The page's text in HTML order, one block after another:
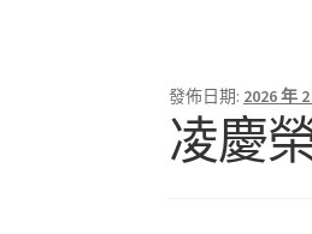
發佈日期: 2026 年
凌慶